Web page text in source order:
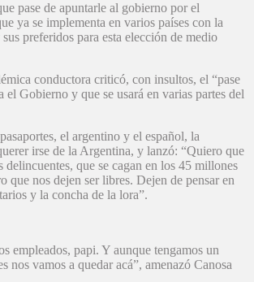
pase de apuntarle al gobierno por el
ya se implementa en varios países con la
preferidos para esta elección de medio
conductora criticó, con insultos, el “pase
el Gobierno y que se usará en varias partes del
el argentino y el español, la
irse de la Argentina, y lanzó: “Quiero que
delincuentes, que se cagan en los 45 millones
que nos dejen ser libres. Dejen de pensar en
y la concha de la lora”.
empleados, papi. Y aunque tengamos un
nos vamos a quedar acá”, amenazó Canosa